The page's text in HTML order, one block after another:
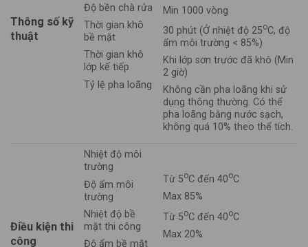
Thông số kỹ
thuật
Độ bền chà rửa
Thời gian khô
bề mặt
Thời gian khô
lớp kế tiếp
Tỷ lệ pha loãng
Min 1000 vòng
30 phút (Ở nhiệt độ 25oC, độ
ẩm môi trường < 85%)
Khi lớp sơn trước đã khô (Min
2 giờ)
Không cần pha loãng khi sử
dụng thông thường. Có thể
pha loãng bằng nước sạch,
không quá 10% theo thể tích.
Điều kiện thi
công
Nhiệt độ môi
trường
Độ ẩm môi
trường
Nhiệt độ bề
mặt thi công
Độ ẩm bề mặt
Từ 5oC đến 40oC
Max 85%
Từ 5oC đến 40oC
Max 20%